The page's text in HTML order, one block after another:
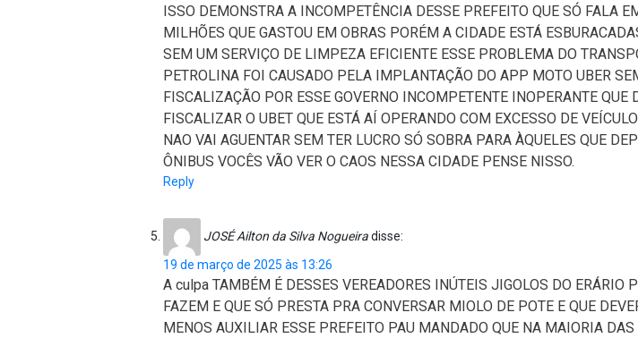
ISSO DEMONSTRA A INCOMPETÊNCIA DESSE PREFEITO QUE SÓ FALA
MILHÕES QUE GASTOU EM OBRAS PORÉM A CIDADE ESTÁ
SEM UM SERVIÇO DE LIMPEZA EFICIENTE ESSE PROBLEMA DO
PETROLINA FOI CAUSADO PELA IMPLANTAÇÃO DO APP MOTO UBER
FISCALIZAÇÃO POR ESSE GOVERNO INCOMPETENTE INOPERANTE QUE
FISCALIZAR O UBET QUE ESTÁ AÍ OPERANDO COM EXCESSO DE
NAO VAI AGUENTAR SEM TER LUCRO SÓ SOBRA PARA ÀQUELES QUE
ÔNIBUS VOCÊS VÃO VER O CAOS NESSA CIDADE PENSE NISSO.
Reply
JOSÉ Ailton da Silva Nogueiradisse:
19 de março de 2025 às 13:26
A culpa TAMBÉM É DESSES VEREADORES INÚTEIS JIGOLOS DO ERÁRIO
FAZEM E QUE SÓ PRESTA PRA CONVERSAR MIOLO DE POTE E QUE
MENOS AUXILIAR ESSE PREFEITO PAU MANDADO QUE NA MAIORIA DAS